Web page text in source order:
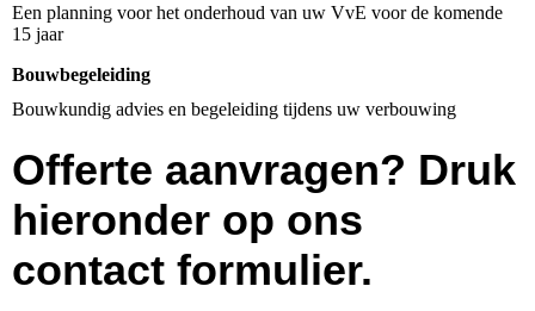
Een planning voor het onderhoud van uw VvE voor de komende
15 jaar
Bouwbegeleiding
Bouwkundig advies en begeleiding tijdens uw verbouwing
Offerte aanvragen? Druk
hieronder op ons
contact formulier.